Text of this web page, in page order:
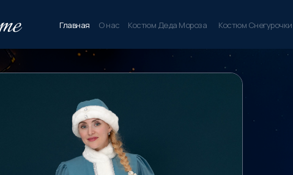
Костюм Снегурочки
Костюм Деда Мороза
О нас
Главная